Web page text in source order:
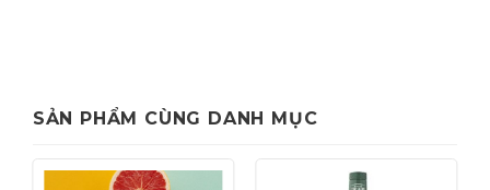
SẢN PHẨM CÙNG DANH MỤC